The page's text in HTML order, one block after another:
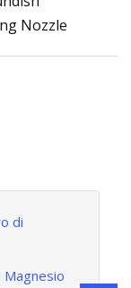
di
Magnesio